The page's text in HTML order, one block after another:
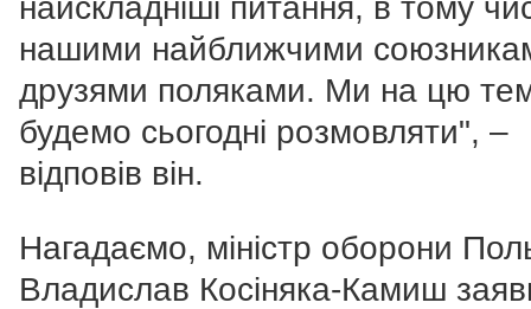
найскладніші питання, в тому
нашими найближчими
друзями поляками. Ми на цю
будемо сьогодні розмовляти", –
відповів він.
Нагадаємо, міністр оборони
Владислав Косіняка-Камиш